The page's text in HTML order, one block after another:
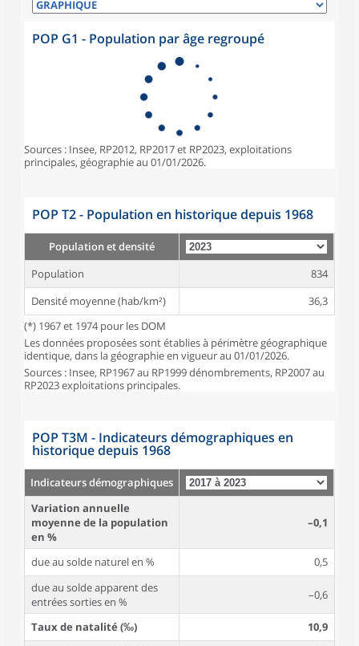
POP G1 - Population par âge regroupé
Sources : Insee, RP2012, RP2017 et RP2023, exploitations
principales, géographie au 01/01/2026.
POP T2 - Population en historique depuis 1968
Population et densité
Population
834
Densité moyenne (hab/km²)
36,3
(*) 1967 et 1974 pour les DOM
Les données proposées sont établies à périmètre géographique
identique, dans la géographie en vigueur au 01/01/2026.
Sources : Insee, RP1967 au RP1999 dénombrements, RP2007 au
RP2023 exploitations principales.
POP T3M - Indicateurs démographiques en
historique depuis 1968
Indicateurs démographiques
Variation annuelle
moyenne de la population
en %
–0,1
due au solde naturel en %
0,5
due au solde apparent des
entrées sorties en %
–0,6
Taux de natalité (‰)
10,9